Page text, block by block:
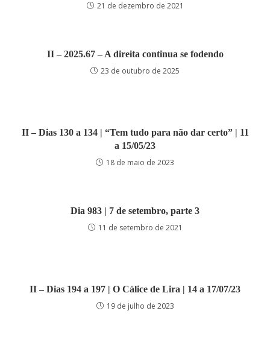
21 de dezembro de 2021
II – 2025.67 – A direita continua se fodendo
23 de outubro de 2025
II – Dias 130 a 134 | “Tem tudo para não dar certo” | 11
a 15/05/23
18 de maio de 2023
Dia 983 | 7 de setembro, parte 3
11 de setembro de 2021
II – Dias 194 a 197 | O Cálice de Lira | 14 a 17/07/23
19 de julho de 2023